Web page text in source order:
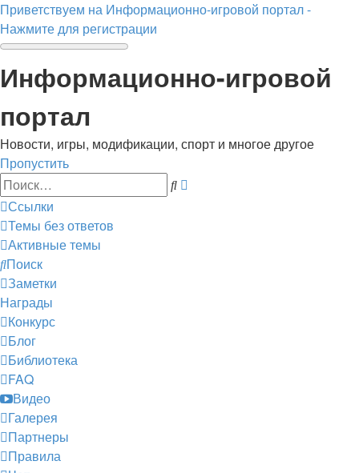
Приветствуем на Информационно-игровой портал -
Нажмите для регистрации
Информационно-игровой
портал
Новости, игры, модификации, спорт и многое другое
Пропустить
Поиск
Ссылки
Темы без ответов
Активные темы
Поиск
Заметки
Награды
Конкурс
Блог
Библиотека
FAQ
Видео
Галерея
Партнеры
Правила